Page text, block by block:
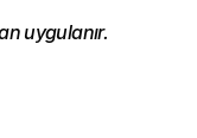
uygulanır.